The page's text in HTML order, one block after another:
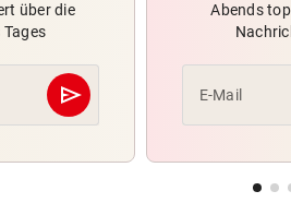
über die
send
Abschicken
Abends
E-Mail